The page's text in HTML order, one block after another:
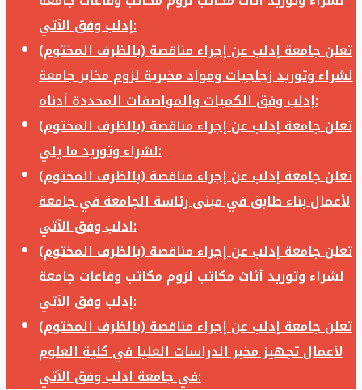
إدلب وفق الآتي:
تعلن جامعة إدلب عن إجراء مناقصة (بالظرف المختوم)
لشراء وتوريد زجاجيات ومواد مخبرية لزوم مخابر جامعة
إدلب وفق الكميات والمواصفات المحددة أدناه:
تعلن جامعة إدلب عن إجراء مناقصة (بالظرف المختوم)
لشراء وتوريد ما يلي:
تعلن جامعة إدلب عن إجراء مناقصة (بالظرف المختوم)
لأعمال بناء طابق في مبنى رئاسة الجامعة في جامعة
ادلب وفق الآتي:
تعلن جامعة إدلب عن إجراء مناقصة (بالظرف المختوم)
لشراء وتوريد أثاث مكاتب لزوم مكاتب وقاعات جامعة
إدلب وفق الآتي:
تعلن جامعة إدلب عن إجراء مناقصة (بالظرف المختوم)
لأعمال تجهيز مخبر الدراسات العليا في كلية العلوم
في جامعة ادلب وفق الآتي: